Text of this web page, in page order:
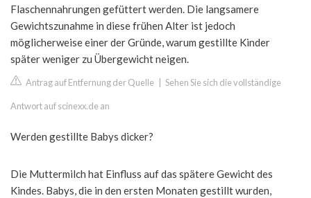
Flaschennahrungen gefüttert werden. Die langsamere
Gewichtszunahme in diese frühen Alter ist jedoch
möglicherweise einer der Gründe, warum gestillte Kinder
später weniger zu Übergewicht neigen.
Antrag auf Entfernung der Quelle Sehen Sie sich die vollständige
Antwort auf scinexx.de an
Werden gestillte Babys dicker?
Die Muttermilch hat Einfluss auf das spätere Gewicht des
Kindes. Babys, die in den ersten Monaten gestillt wurden,